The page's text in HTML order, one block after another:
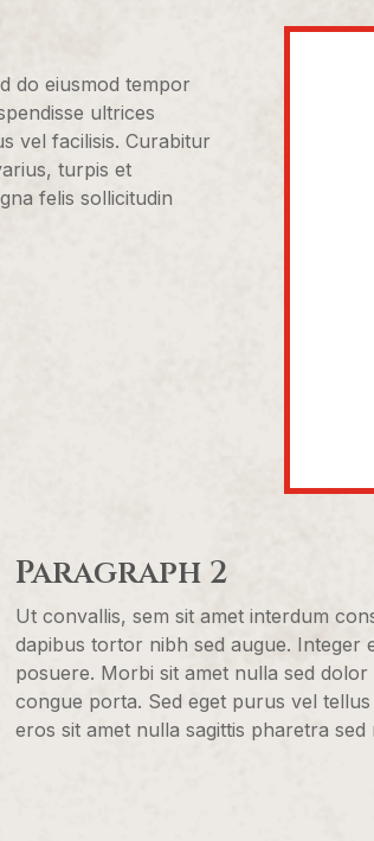
do eiusmod tempor
ultrices
vel facilisis. Curabitur
turpis et
felis sollicitudin
Paragraph 2
Ut convallis, sem sit amet interdum
dapibus tortor nibh sed augue. Integer
posuere. Morbi sit amet nulla sed
congue porta. Sed eget purus vel
eros sit amet nulla sagittis pharetra sed